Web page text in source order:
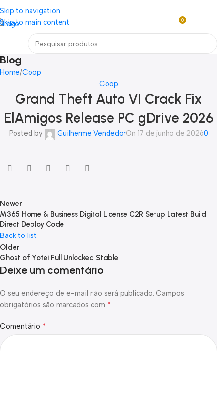
Skip to navigation
Skip to main content
Loja mundial online de Obras de Arte Exclusivas
0
Blog
Home Coop
Coop
Grand Theft Auto VI Crack Fix
ElAmigos Release PC gDrive 2026
Posted by Guilherme VendedorOn 17 de junho de 20260
Newer
M365 Home & Business Digital License C2R Setup Latest Build
Direct Deploy Code
Back to list
Older
Ghost of Yotei Full Unlocked Stable
Deixe um comentário
O seu endereço de e-mail não será publicado. Campos
obrigatórios são marcados com *
Comentário *